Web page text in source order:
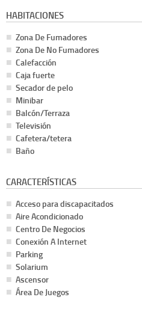
HABITACIONES
Zona De Fumadores
Zona De No Fumadores
Calefacción
Caja fuerte
Secador de pelo
Minibar
Balcón/Terraza
Televisión
Cafetera/tetera
Baño
CARACTERÍSTICAS
Acceso para discapacitados
Aire Acondicionado
Centro De Negocios
Conexión A Internet
Parking
Solarium
Ascensor
Área De Juegos